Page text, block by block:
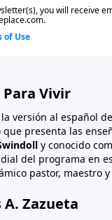
Vivir
la versión al español
presenta las
y conocido
del programa en
pastor, maestro
Zazueta